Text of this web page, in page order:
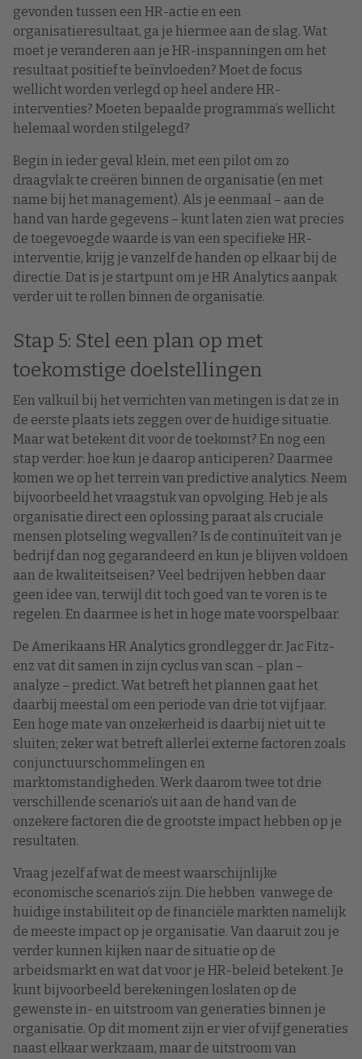
gevonden tussen een HR-actie en een
organisatieresultaat, ga je hiermee aan de slag. Wat
moet je veranderen aan je HR-inspanningen om het
resultaat positief te beïnvloeden? Moet de focus
wellicht worden verlegd op heel andere HR-
interventies? Moeten bepaalde programma’s wellicht
helemaal worden stilgelegd?
Begin in ieder geval klein, met een pilot om zo
draagvlak te creëren binnen de organisatie (en met
name bij het management). Als je eenmaal – aan de
hand van harde gegevens – kunt laten zien wat precies
de toegevoegde waarde is van een specifieke HR-
interventie, krijg je vanzelf de handen op elkaar bij de
directie. Dat is je startpunt om je HR Analytics aanpak
verder uit te rollen binnen de organisatie.
Stap 5: Stel een plan op met
toekomstige doelstellingen
Een valkuil bij het verrichten van metingen is dat ze in
de eerste plaats iets zeggen over de huidige situatie.
Maar wat betekent dit voor de toekomst? En nog een
stap verder: hoe kun je daarop anticiperen? Daarmee
komen we op het terrein van predictive analytics. Neem
bijvoorbeeld het vraagstuk van opvolging. Heb je als
organisatie direct een oplossing paraat als cruciale
mensen plotseling wegvallen? Is de continuïteit van je
bedrijf dan nog gegarandeerd en kun je blijven voldoen
aan de kwaliteitseisen? Veel bedrijven hebben daar
geen idee van, terwijl dit toch goed van te voren is te
regelen. En daarmee is het in hoge mate voorspelbaar.
De Amerikaans HR Analytics grondlegger dr. Jac Fitz-
enz vat dit samen in zijn cyclus van scan – plan –
analyze – predict. Wat betreft het plannen gaat het
daarbij meestal om een periode van drie tot vijf jaar.
Een hoge mate van onzekerheid is daarbij niet uit te
sluiten; zeker wat betreft allerlei externe factoren zoals
conjunctuurschommelingen en
marktomstandigheden. Werk daarom twee tot drie
verschillende scenario’s uit aan de hand van de
onzekere factoren die de grootste impact hebben op je
resultaten.
Vraag jezelf af wat de meest waarschijnlijke
economische scenario’s zijn. Die hebben vanwege de
huidige instabiliteit op de financiële markten namelijk
de meeste impact op je organisatie. Van daaruit zou je
verder kunnen kijken naar de situatie op de
arbeidsmarkt en wat dat voor je HR-beleid betekent. Je
kunt bijvoorbeeld berekeningen loslaten op de
gewenste in- en uitstroom van generaties binnen je
organisatie. Op dit moment zijn er vier of vijf generaties
naast elkaar werkzaam, maar de uitstroom van